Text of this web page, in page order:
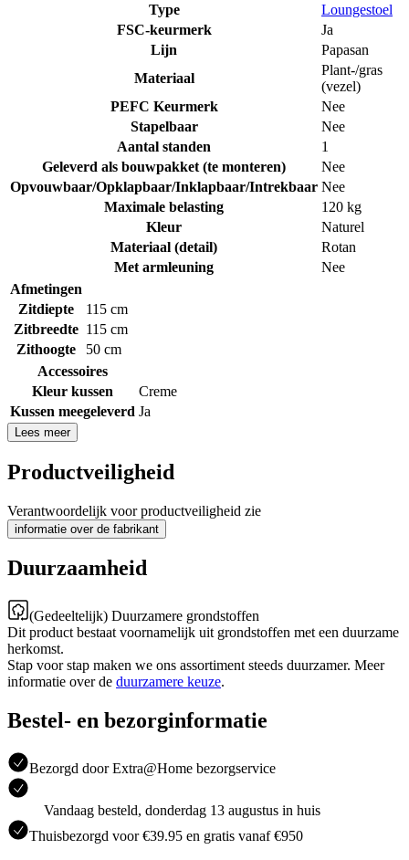
Type
Loungestoel
FSC-keurmerk
Ja
Lijn
Papasan
Materiaal
Plant-/gras
(vezel)
PEFC Keurmerk
Nee
Stapelbaar
Nee
Aantal standen
1
Geleverd als bouwpakket (te monteren)
Nee
Opvouwbaar/Opklapbaar/Inklapbaar/Intrekbaar Nee
Maximale belasting
120 kg
Kleur
Naturel
Materiaal (detail)
Rotan
Met armleuning
Nee
Afmetingen
Zitdiepte
115 cm
Zitbreedte 115 cm
Zithoogte
50 cm
Accessoires
Kleur kussen
Creme
Kussen meegeleverd Ja
Lees meer
Productveiligheid
Verantwoordelijk voor productveiligheid zie
informatie over de fabrikant
Duurzaamheid
(Gedeeltelijk) Duurzamere grondstoffen
Dit product bestaat voornamelijk uit grondstoffen met een duurzame
herkomst.
Stap voor stap maken we ons assortiment steeds duurzamer. Meer
informatie over de duurzamere keuze.
Bestel- en bezorginformatie
Bezorgd door Extra@Home bezorgservice
Vandaag besteld, donderdag 13 augustus in huis
Thuisbezorgd voor €39.95 en gratis vanaf €950